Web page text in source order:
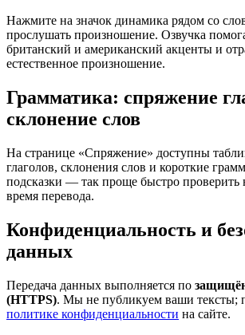
Нажмите на значок динамика рядом со
прослушать произношение. Озвучка
британский и американский акценты и
естественное произношение.
Грамматика: спряжение
склонение слов
На странице «Спряжение» доступны
глаголов, склонения слов и короткие
подсказки — так проще быстро
время перевода.
Конфиденциальность и
данных
Передача данных выполняется по
(HTTPS). Мы не публикуем ваши тексты;
политике конфиденциальности на сайте.